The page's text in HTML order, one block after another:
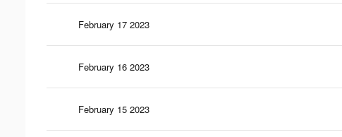
February 17 2023
February 16 2023
February 15 2023